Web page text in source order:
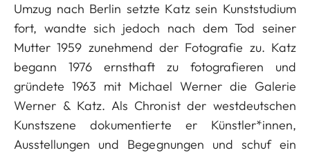
Umzug nach Berlin setzte Katz sein Kunststudium
fort, wandte sich jedoch nach dem Tod seiner
Mutter 1959 zunehmend der Fotografie zu. Katz
begann 1976 ernsthaft zu fotografieren und
gründete 1963 mit Michael Werner die Galerie
Werner & Katz. Als Chronist der westdeutschen
Kunstszene dokumentierte er Künstler*innen,
Ausstellungen und Begegnungen und schuf ein